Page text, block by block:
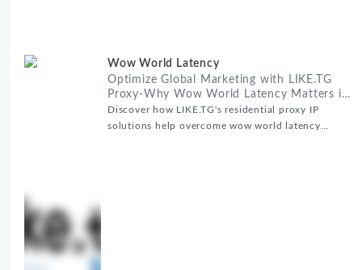
Wow World Latency
Optimize Global Marketing with LIKE.TG
Proxy-Why Wow World Latency Matters in
Global Marketing
Discover how LIKE.TG's residential proxy IP
solutions help overcome wow world latency